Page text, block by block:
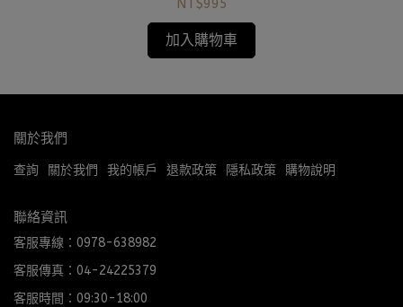
NT$995
加入購物車
關於我們
查詢 關於我們 我的帳戶 退款政策 隱私政策 購物說明
聯絡資訊
客服專線：0978-638982
客服傳真：04-24225379
客服時間：09:30-18:00